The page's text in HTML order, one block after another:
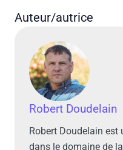
Auteur/autrice
Robert Doudelain
Robert Doudelain est
dans le domaine de